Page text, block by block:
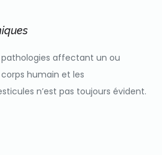
affectant un ou
humain et les
n’est pas toujours évident.